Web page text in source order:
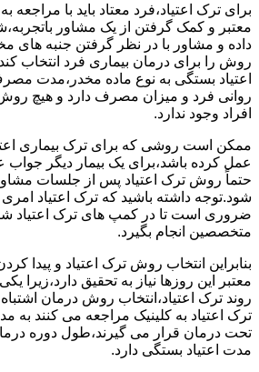
برای ترک اعتیاد،فرد معتاد باید با مراجعه
معتبر و کمک گرفتن از یک مشاور
داده و مشاور با در نظر گرفتن جنبه های
روش را برای درمان بیماری فرد انتخاب
اعتیاد بستگی به نوع ماده مخدر،مدت
روانی فرد و میزان مصرف دارد و هیچ
افراد وجود ندارد.
ممکن است روشی که برای ترک بیماری
عمل کرده باشد،برای یک بیمار دیگر جواب
حتماً روش ترک اعتیاد پس از جلسات
شود.توجه داشته باشید که ترک اعتیاد
ضروری است تا در کمپ های ترک اعتیاد
متخصصین انجام بگیرد.
بنابراین انتخاب روش ترک اعتیاد و پیدا
معتبر این روزها نیاز به تحقیق دارد،زیرا
روند ترک اعتیاد،انتخاب روش درمان
ترک اعتیاد به کلینیک مراجعه می کنند به
تحت درمان قرار می گیرند،طول دوره
مدت اعتیاد بستگی دارد.